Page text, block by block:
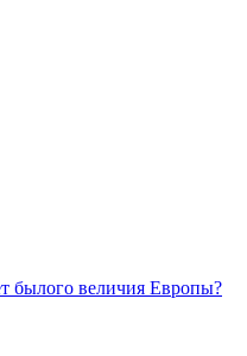
былого величия Европы?